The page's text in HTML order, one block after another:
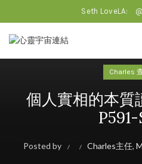
Seth LoveLA:
Charles
個人實相的本質
P591-
Posted by Charles主任,